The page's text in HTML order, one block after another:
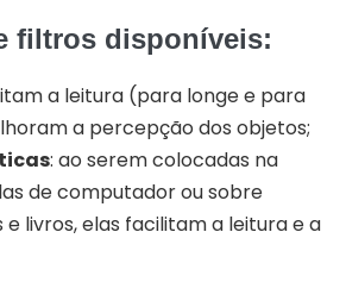
filtros disponíveis:
a leitura (para longe e para
a percepção dos objetos;
: ao serem colocadas na
de computador ou sobre
livros, elas facilitam a leitura e a